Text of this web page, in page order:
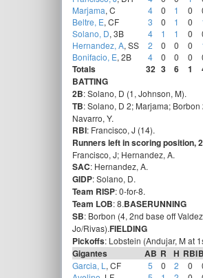
Marjama, C 4 0 1 0
Beltre, E, CF 3 0 1 0
Solano, D, 3B 4 1 1 0
Hernandez, A, SS 2 0 0 0
Bonifacio, E, 2B 4 0 0 0
Totals 32 3 6 1
BATTING
2B: Solano, D (1, Johnson, M).
TB: Solano, D 2; Marjama; Borbon
Navarro, Y.
RBI: Francisco, J (14).
Runners left in scoring position,
Francisco, J; Hernandez, A.
SAC: Hernandez, A.
GIDP: Solano, D.
Team RISP: 0-for-8.
Team LOB: 8.BASERUNNING
SB: Borbon (4, 2nd base off
Jo/Rivas).FIELDING
Pickoffs: Lobstein (Andujar, M at
Gigantes AB R H RBI
Garcia, L , CF 5 0 2 0